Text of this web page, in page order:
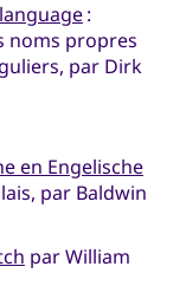
:
noms propres
par Dirk
en Engelische
par Baldwin
par William